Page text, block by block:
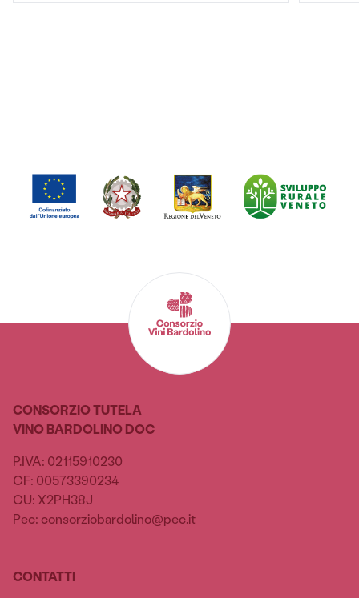
CONSORZIO TUTELA
VINO BARDOLINO DOC
P.IVA: 02115910230
CF: 00573390234
CU: X2PH38J
Pec: consorziobardolino@pec.it
CONTATTI